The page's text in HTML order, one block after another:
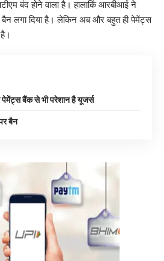
बंद होने वाला है। हालाकिं आरबीआई ने
लगा दिया है। लेकिन अब और बहुत ही पेमेंट्स
बैंक से भी परेशान है यूजर्स
बैन